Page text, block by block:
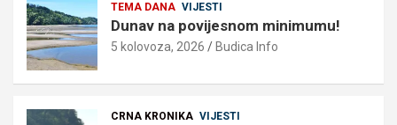
TEMA DANA VIJESTI
Dunav na povijesnom minimumu!
5 kolovoza, 2026 Budica Info
CRNA KRONIKA VIJESTI